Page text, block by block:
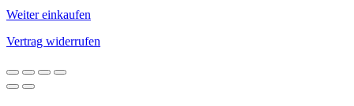
Weiter einkaufen
Vertrag widerrufen